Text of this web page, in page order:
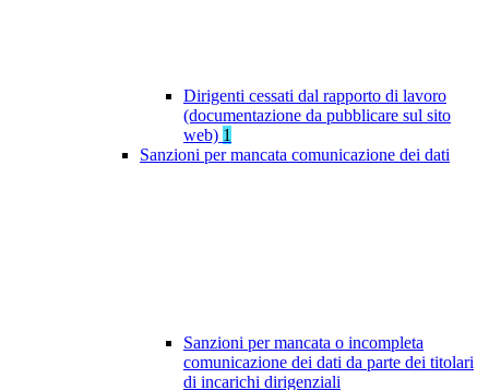
Dirigenti cessati dal rapporto di lavoro
(documentazione da pubblicare sul sito
web) 1
Sanzioni per mancata comunicazione dei dati
Sanzioni per mancata o incompleta
comunicazione dei dati da parte dei titolari
di incarichi dirigenziali